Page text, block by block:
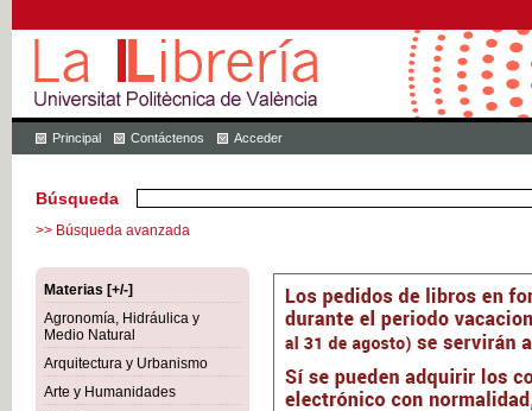
Principal Contáctenos Acceder
Búsqueda
>> Búsqueda avanzada
Materias [+/-]
Agronomía, Hidráulica y
Medio Natural
Arquitectura y Urbanismo
Arte y Humanidades